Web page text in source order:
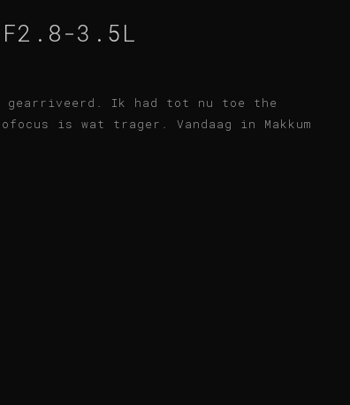
F2.8-3.5L
gearriveerd. Ik had tot nu toe the
is wat trager. Vandaag in Makkum